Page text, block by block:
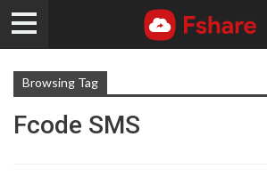
Browsing Tag
Fcode SMS